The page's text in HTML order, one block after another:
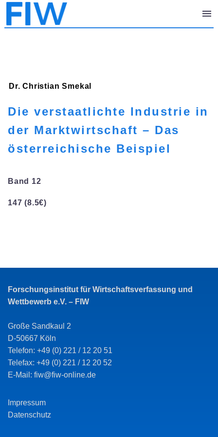
Dr. Christian Smekal
Die verstaatlichte Industrie in
der Marktwirtschaft – Das
österreichische Beispiel
Band 12
147 (8.5€)
Forschungsinstitut für Wirtschaftsverfassung und
Wettbewerb e.V. – FIW
Große Sandkaul 2
D-50667 Köln
Telefon: +49 (0) 221 / 12 20 51
Telefax: +49 (0) 221 / 12 20 52
E-Mail: fiw@fiw-online.de
Impressum
Datenschutz